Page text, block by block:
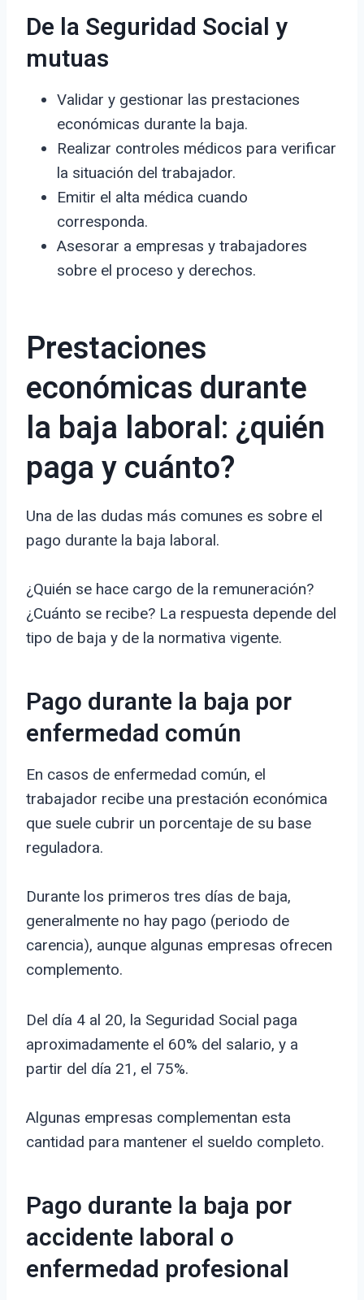
De la Seguridad Social y
mutuas
Validar y gestionar las prestaciones
económicas durante la baja.
Realizar controles médicos para verificar
la situación del trabajador.
Emitir el alta médica cuando
corresponda.
Asesorar a empresas y trabajadores
sobre el proceso y derechos.
Prestaciones
económicas durante
la baja laboral: ¿quién
paga y cuánto?
Una de las dudas más comunes es sobre el
pago durante la baja laboral.
¿Quién se hace cargo de la remuneración?
¿Cuánto se recibe? La respuesta depende del
tipo de baja y de la normativa vigente.
Pago durante la baja por
enfermedad común
En casos de enfermedad común, el
trabajador recibe una prestación económica
que suele cubrir un porcentaje de su base
reguladora.
Durante los primeros tres días de baja,
generalmente no hay pago (periodo de
carencia), aunque algunas empresas ofrecen
complemento.
Del día 4 al 20, la Seguridad Social paga
aproximadamente el 60% del salario, y a
partir del día 21, el 75%.
Algunas empresas complementan esta
cantidad para mantener el sueldo completo.
Pago durante la baja por
accidente laboral o
enfermedad profesional